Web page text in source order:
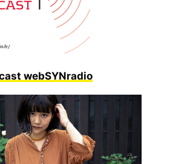
webSYNradio